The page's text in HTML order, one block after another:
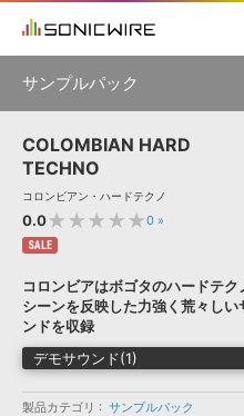
ソフト音源 »
プラグイン・エフェクト »
サンプルパック »
ソフトウェア／ツール »
キャンペーン »
特集 »
ニュースレター »
製品サポート情報 »
DTMガイド »
初音ミク NT 鏡音リン・レン
KAITO V3
VIENNA
EZ DRUMMER 3
ソフト音源 プラグイン
ソフトウェア／ツール
サンプルパック
製品一覧
ジャンル
メーカー
フォーマット
COLOMBIAN HARD
TECHNO
コロンビアン・ハードテクノ
0.0★★★★★0 »
SALE
コロンビアはボゴタのハードテク
シーンを反映した力強く荒々しい
ンドを収録
デモサウンド(1)
製品カテゴリ
サンプルパック